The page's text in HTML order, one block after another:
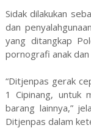
Sidak dilakukan
dan
yang ditangkap
pornografi anak dan
“Ditjenpas gerak
1 Cipinang, untuk
barang lainnya,”
Ditjenpas dalam